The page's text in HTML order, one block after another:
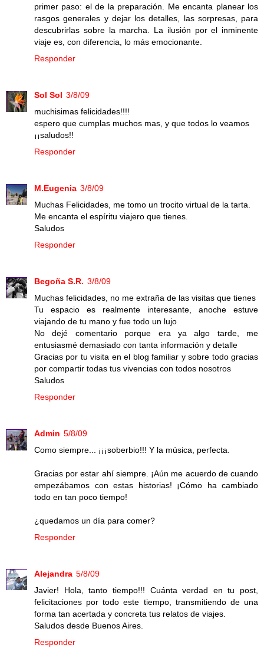
primer paso: el de la preparación. Me encanta planear los
rasgos generales y dejar los detalles, las sorpresas, para
descubrirlas sobre la marcha. La ilusión por el inminente
viaje es, con diferencia, lo más emocionante.
Responder
Sol Sol 3/8/09
muchisimas felicidades!!!!
espero que cumplas muchos mas, y que todos lo veamos
¡¡saludos!!
Responder
M.Eugenia 3/8/09
Muchas Felicidades, me tomo un trocito virtual de la tarta.
Me encanta el espíritu viajero que tienes.
Saludos
Responder
Begoña S.R. 3/8/09
Muchas felicidades, no me extraña de las visitas que tienes
Tu espacio es realmente interesante, anoche estuve
viajando de tu mano y fue todo un lujo
No dejé comentario porque era ya algo tarde, me
entusiasmé demasiado con tanta información y detalle
Gracias por tu visita en el blog familiar y sobre todo gracias
por compartir todas tus vivencias con todos nosotros
Saludos
Responder
Admin 5/8/09
Como siempre... ¡¡¡soberbio!!! Y la música, perfecta.
Gracias por estar ahí siempre. ¡Aún me acuerdo de cuando
empezábamos con estas historias! ¡Cómo ha cambiado
todo en tan poco tiempo!
¿quedamos un día para comer?
Responder
Alejandra 5/8/09
Javier! Hola, tanto tiempo!!! Cuánta verdad en tu post,
felicitaciones por todo este tiempo, transmitiendo de una
forma tan acertada y concreta tus relatos de viajes.
Saludos desde Buenos Aires.
Responder